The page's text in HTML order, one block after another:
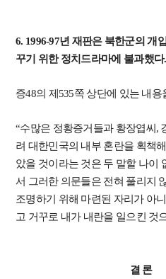
6. 1996-97년 재판은 북한군의 개
꾸기 위한 정치드라마에 불과했다.
증48의 제535쪽 상단에 있는 내용
“수많은 정황증거들과 황장엽씨,
려 대한민국의 내부 혼란을 획책
았을 것이라는 것은 두 말할 나이
서 그러한 의문들은 전혀 풀리지
조명하기 위해 마련된 자리가 아
고 거꾸로 내가 내란을 일으킨 것
결 론